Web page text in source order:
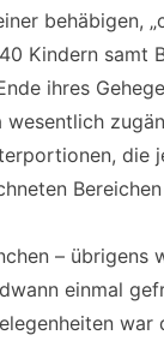
behäbigen,
Kindern samt
ihres
die
– übrigens
einmal
war